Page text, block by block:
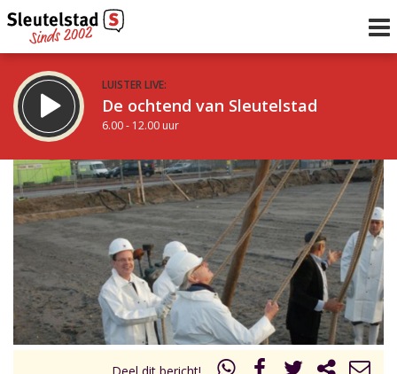
LUISTER LIVE:
De ochtend van Sleutelstad
6.00 - 12.00 uur
STRAKS:
De middag van Sleutelstad
12.00 - 18.00 uur
Vorig uur
uur 1 van 0 Volgend uur
Inklappen